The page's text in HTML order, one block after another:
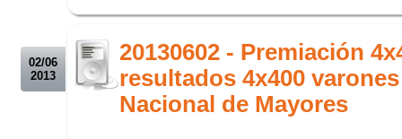
02/06
2013
20130602 - Premiación
resultados 4x400
Nacional de Mayores